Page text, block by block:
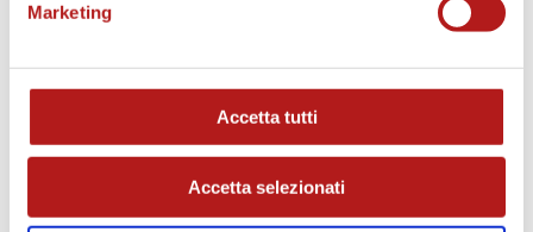
Marketing
Accetta tutti
Accetta selezionati
MATCH PROGRAM